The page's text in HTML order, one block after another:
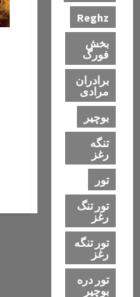
Reghz
بخش
فورگ
برادران
مرادی
بوچیر
تنگه
رغز
تور
تور تنگ
رغز
تور تنگه
رغز
تور دره
بوچیر